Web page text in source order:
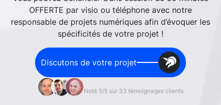
OFFERTE par visio ou téléphone avec notre
responsable de projets numériques afin d’évoquer les
spécificités de votre projet !
Discutons de votre projet
Noté 5/5 sur 33 témoignages clients